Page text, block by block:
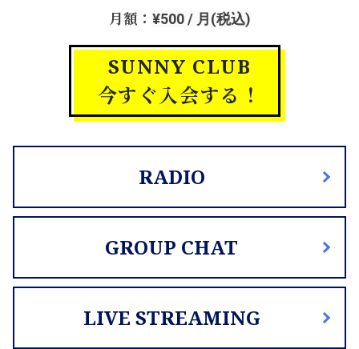
月額： ¥500 / 月(税込)
SUNNY CLUB
今すぐ入会する！
RADIO
GROUP CHAT
LIVE STREAMING